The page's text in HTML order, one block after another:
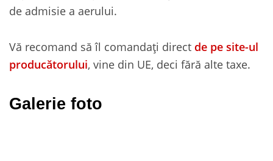
de admisie a aerului.
Vă recomand să îl comandați direct de pe site-ul
producătorului, vine din UE, deci fără alte taxe.
Galerie foto